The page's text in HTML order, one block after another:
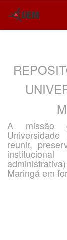
A missão
reunir,
Maringá em